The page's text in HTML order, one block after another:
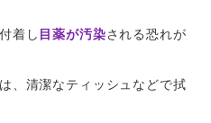
着し 目薬が汚染される恐れが
、清潔なティッシュなどで拭